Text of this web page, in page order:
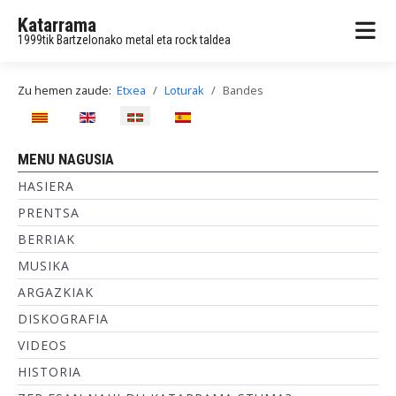
Katarrama
1999tik Bartzelonako metal eta rock taldea
Zu hemen zaude: Etxea Loturak Bandes
Hautatu hizkuntza
MENU NAGUSIA
HASIERA
PRENTSA
BERRIAK
MUSIKA
ARGAZKIAK
DISKOGRAFIA
VIDEOS
HISTORIA